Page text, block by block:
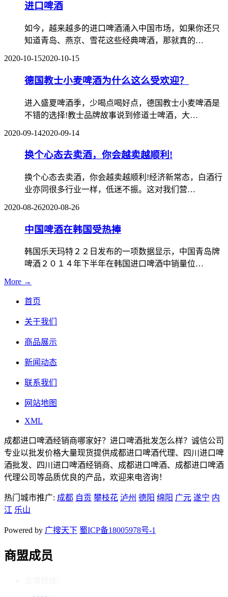
进口啤酒
如今，越来越多的进口啤酒涌入中国市场，如果你还只
知道青岛、燕京、雪花这些经典啤酒，那就真的…
2020-10-152020-10-15
德国教士小麦啤酒为什么这么受欢迎？
进入盛夏啤酒季，少喝点喝好点，德国教士小麦啤酒是
不错的选择!教士品牌故事说到修道士啤酒，大…
2020-09-142020-09-14
换个心态去卖酒，你会越卖越顺利!
换个心态去卖酒，你会越卖越顺利!经济新常态，白酒行
业亦同很多行业一样，低迷不振。这对我们营…
2020-08-262020-08-26
中国啤酒在韩国受热捧
韩国乐天玛特２２日发布的一项数据显示，中国青岛牌
啤酒２０１４年下半年在韩国进口啤酒中销量位…
More →
首页
关于我们
商品展示
新闻动态
联系我们
网站地图
XML
成都进口啤酒经销商哪家好？进口啤酒批发怎么样？诚信公司
专业以批发价格大量现货提供成都进口啤酒代理、四川进口啤
酒批发、四川进口啤酒经销商、成都进口啤酒、成都进口啤酒
代理公司等品质优良的产品，欢迎来电咨询！
热门城市推广: 成都 自贡 攀枝花 泸州 德阳 绵阳 广元 遂宁 内
江 乐山
Powered by 广搜天下 蜀ICP备18005978号-1
商盟成员